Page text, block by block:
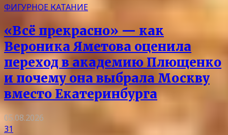
ФИГУРНОЕ КАТАНИЕ
«Всё прекрасно» — как
Вероника Яметова оценила
переход в академию Плющенко
и почему она выбрала Москву
вместо Екатеринбурга
05.08.2026
31